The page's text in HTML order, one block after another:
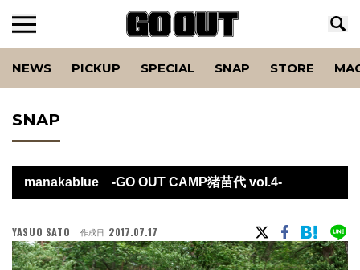
NEWS PICKUP SPECIAL SNAP STORE
SNAP
manakablue -GO OUT CAMP猪苗代 vol.4-
YASUO SATO 作成日 2017.07.17